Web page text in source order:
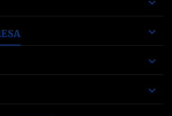



